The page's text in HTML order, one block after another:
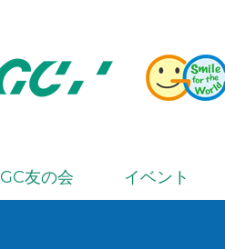
GC友の会 イベント